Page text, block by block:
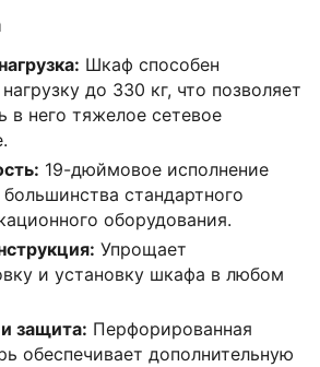
Шкаф способен
до 330 кг, что позволяет
в него тяжелое сетевое
19-дюймовое исполнение
стандартного
оборудования.
Упрощает
и установку шкафа в любом
защита: Перфорированная
обеспечивает дополнительную